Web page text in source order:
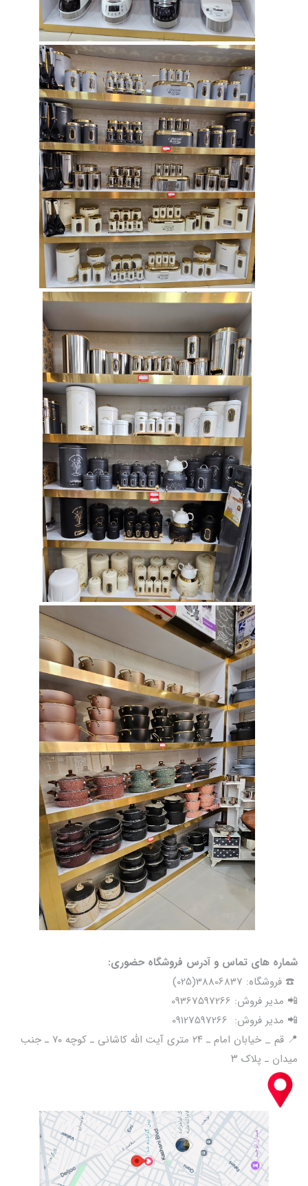
شماره های تماس و آدرس فروشگاه حضوری:
☎️ فروشگاه: 38806837(025)
📲 مدیر فروش: 09367597266
📲 مدیر فروش: 09127597266
📍 قم _ خیابان امام ـ ۲۴ متری آیت الله کاشانی ـ کوچه ۷۰ ـ جنب
میدان ـ پلاک ۳